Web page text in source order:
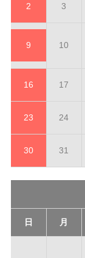
2 3
9 10
16 17
23 24
30 31
日 月